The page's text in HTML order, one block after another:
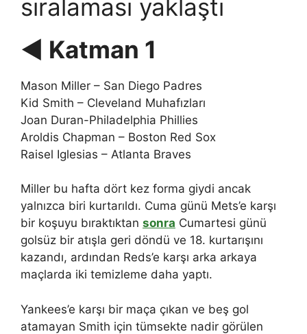
sıralaması yaklaştı
◀ Katman 1
Mason Miller – San Diego Padres
Kid Smith – Cleveland Muhafızları
Joan Duran-Philadelphia Phillies
Aroldis Chapman – Boston Red Sox
Raisel Iglesias – Atlanta Braves
Miller bu hafta dört kez forma giydi ancak
yalnızca biri kurtarıldı. Cuma günü Mets’e karşı
bir koşuyu bıraktıktan sonra Cumartesi günü
golsüz bir atışla geri döndü ve 18. kurtarışını
kazandı, ardından Reds’e karşı arka arkaya
maçlarda iki temizleme daha yaptı.
Yankees’e karşı bir maça çıkan ve beş gol
atamayan Smith için tümsekte nadir görülen